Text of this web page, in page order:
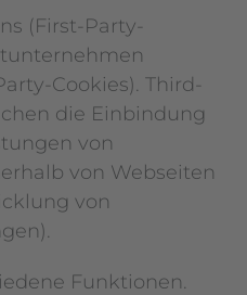
(First-Party-
Cookies). Third-
die Einbindung
von
von Webseiten
von
Funktionen.